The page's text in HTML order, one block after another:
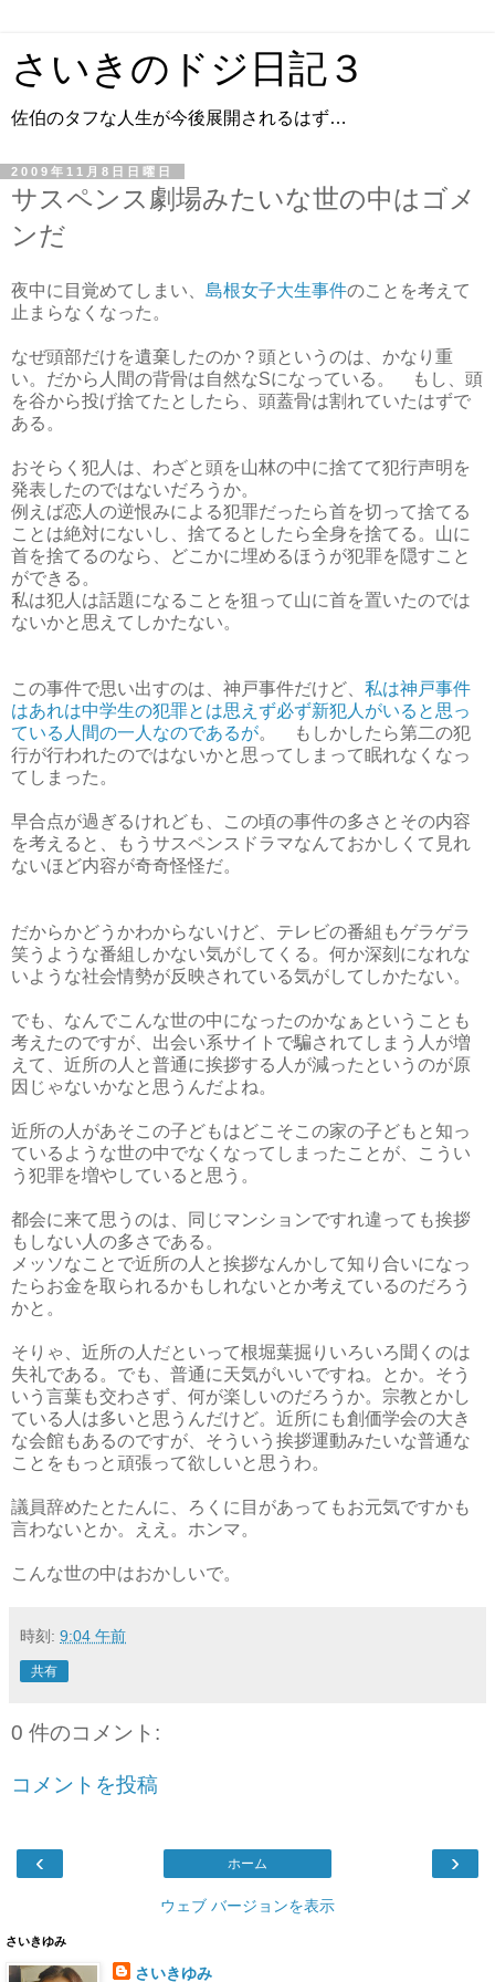
さいきのドジ日記３
佐伯のタフな人生が今後展開されるはず…
2009年11月8日日曜日
サスペンス劇場みたいな世の中はゴメ
ンだ
夜中に目覚めてしまい、 島根女子大生事件のことを考えて
止まらなくなった。
なぜ頭部だけを遺棄したのか？頭というのは、かなり重
い。だから人間の背骨は自然なSになっている。 もし、頭
を谷から投げ捨てたとしたら、頭蓋骨は割れていたはずで
ある。
おそらく犯人は、わざと頭を山林の中に捨てて犯行声明を
発表したのではないだろうか。
例えば恋人の逆恨みによる犯罪だったら首を切って捨てる
ことは絶対にないし、捨てるとしたら全身を捨てる。山に
首を捨てるのなら、どこかに埋めるほうが犯罪を隠すこと
ができる。
私は犯人は話題になることを狙って山に首を置いたのでは
ないかと思えてしかたない。
この事件で思い出すのは、神戸事件だけど、 私は神戸事件
はあれは中学生の犯罪とは思えず必ず新犯人がいると思っ
ている人間の一人なのであるが。 もしかしたら第二の犯
行が行われたのではないかと思ってしまって眠れなくなっ
てしまった。
早合点が過ぎるけれども、この頃の事件の多さとその内容
を考えると、もうサスペンスドラマなんておかしくて見れ
ないほど内容が奇奇怪怪だ。
だからかどうかわからないけど、テレビの番組もゲラゲラ
笑うような番組しかない気がしてくる。何か深刻になれな
いような社会情勢が反映されている気がしてしかたない。
でも、なんでこんな世の中になったのかなぁということも
考えたのですが、出会い系サイトで騙されてしまう人が増
えて、近所の人と普通に挨拶する人が減ったというのが原
因じゃないかなと思うんだよね。
近所の人があそこの子どもはどこそこの家の子どもと知っ
ているような世の中でなくなってしまったことが、こうい
う犯罪を増やしていると思う。
都会に来て思うのは、同じマンションですれ違っても挨拶
もしない人の多さである。
メッソなことで近所の人と挨拶なんかして知り合いになっ
たらお金を取られるかもしれないとか考えているのだろう
かと。
そりゃ、近所の人だといって根堀葉掘りいろいろ聞くのは
失礼である。でも、普通に天気がいいですね。とか。そう
いう言葉も交わさず、何が楽しいのだろうか。宗教とかし
ている人は多いと思うんだけど。近所にも創価学会の大き
な会館もあるのですが、そういう挨拶運動みたいな普通な
ことをもっと頑張って欲しいと思うわ。
議員辞めたとたんに、ろくに目があってもお元気ですかも
言わないとか。ええ。ホンマ。
こんな世の中はおかしいで。
時刻: 9:04 午前
共有
0 件のコメント:
コメントを投稿
‹ ›
ホーム
ウェブ バージョンを表示
さいきゆみ
さいきゆみ